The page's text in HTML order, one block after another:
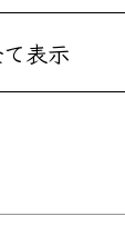
表示